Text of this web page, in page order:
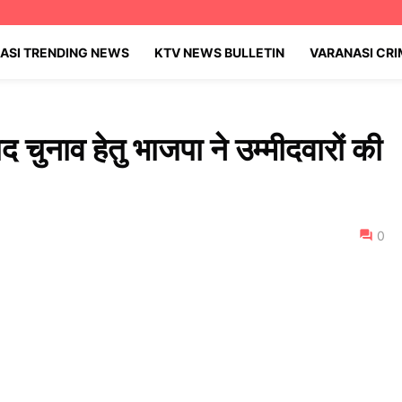
TRENDING NEWS KTV NEWS BULLETIN VARANASI
चुनाव हेतु भाजपा ने उम्मीदवारों की
0